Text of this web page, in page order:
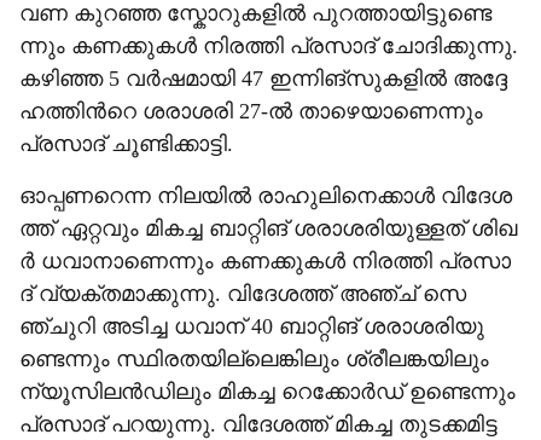
വ​ണ കു​റ​ഞ്ഞ സ്കോ​റു​ക​ളി​ല്‍ പു​റ​ത്താ​യി​ട്ടു​ണ്ടെ​
ന്നും ക​ണ​ക്കു​ക​ള്‍ നി​ര​ത്തി പ്ര​സാ​ദ് ചോ​ദി​ക്കു​ന്നു.
ക​ഴി​ഞ്ഞ 5 വ​ര്‍ഷ​മാ​യി 47 ഇ​ന്നി​ങ്സു​ക​ളി​ൽ അ​ദ്ദേ​
ഹ​ത്തി​ന്‍റെ ശ​രാ​ശ​രി 27-ല്‍ ​താ​ഴെ​യാ​ണെ​ന്നും
പ്ര​സാ​ദ് ചൂ​ണ്ടി​ക്കാ​ട്ടി.
ഓ​പ്പ​ണ​റെ​ന്ന നി​ല​യി​ല്‍ രാ​ഹു​ലി​നെ​ക്കാ​ള്‍ വി​ദേ​ശ​
ത്ത് ഏ​റ്റ​വും മി​ക​ച്ച ബാ​റ്റി​ങ് ശ​രാ​ശ​രി​യു​ള്ള​ത് ശി​ഖ​
ര്‍ ധ​വാ​നാ​ണെ​ന്നും ക​ണ​ക്കു​ക​ള്‍ നി​ര​ത്തി പ്ര​സാ​
ദ് വ്യ​ക്ത​മാ​ക്കു​ന്നു. വി​ദേ​ശ​ത്ത് അ​ഞ്ച് സെ​
ഞ്ചു​റി അ​ടി​ച്ച ധ​വാ​ന് 40 ബാ​റ്റി​ങ് ശ​രാ​ശ​രി​യു​
ണ്ടെ​ന്നും സ്ഥി​ര​ത​യി​ല്ലെ​ങ്കി​ലും ശ്രീ​ല​ങ്ക​യി​ലും
ന്യൂ​സി​ല​ന്‍ഡി​ലും മി​ക​ച്ച റെ​ക്കോ​ര്‍ഡ് ഉ​ണ്ടെ​ന്നും
പ്ര​സാ​ദ് പ​റ​യു​ന്നു. വി​ദേ​ശ​ത്ത് മി​ക​ച്ച തു​ട​ക്ക​മി​ട്ട